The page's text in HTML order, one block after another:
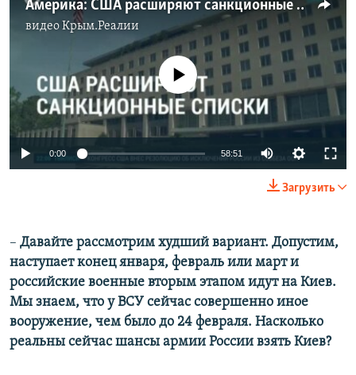
Америка: США расширяют санкционные списки
видеоКрым.Реалии
720p 1080p
No media source currently available
0:00 58:51
240p
720p
1080p
Загрузить
– Давайте рассмотрим худший вариант. Допустим,
наступает конец января, февраль или март и
российские военные вторым этапом идут на Киев.
Мы знаем, что у ВСУ сейчас совершенно иное
вооружение, чем было до 24 февраля. Насколько
реальны сейчас шансы армии России взять Киев?